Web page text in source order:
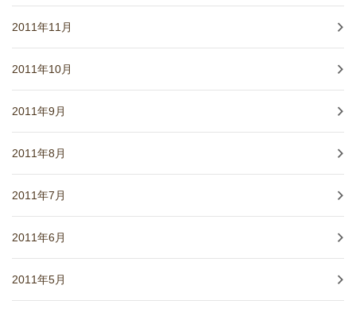
2011年11月
2011年10月
2011年9月
2011年8月
2011年7月
2011年6月
2011年5月